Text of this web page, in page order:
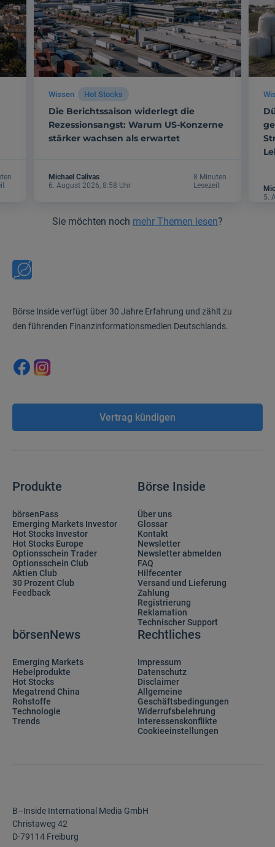
Wissen Hot Stocks
Die Berichtssaison widerlegt die
Rezessionsangst: Warum US-Konzerne
stärker wachsen als erwartet
Michael Calivas
6. August 2026, 8:58 Uhr
8 Minuten
Lesezeit
5.
Sie möchten noch mehr Themen lesen?
Börse Inside verfügt über 30 Jahre Erfahrung und zählt zu
den führenden Finanzinformationsmedien Deutschlands.
Vertrag kündigen
Produkte
börsenPass
Emerging Markets Investor
Hot Stocks Investor
Hot Stocks Europe
Optionsschein Trader
Optionsschein Club
Aktien Club
30 Prozent Club
Feedback
Börse Inside
Über uns
Glossar
Kontakt
Newsletter
Newsletter abmelden
FAQ
Hilfecenter
Versand und Lieferung
Zahlung
Registrierung
Reklamation
Technischer Support
börsenNews
Emerging Markets
Hebelprodukte
Hot Stocks
Megatrend China
Rohstoffe
Technologie
Trends
Rechtliches
Impressum
Datenschutz
Disclaimer
Allgemeine
Geschäftsbedingungen
Widerrufsbelehrung
Interessenskonflikte
Cookieeinstellungen
B–Inside International Media GmbH
Christaweg 42
D-79114 Freiburg